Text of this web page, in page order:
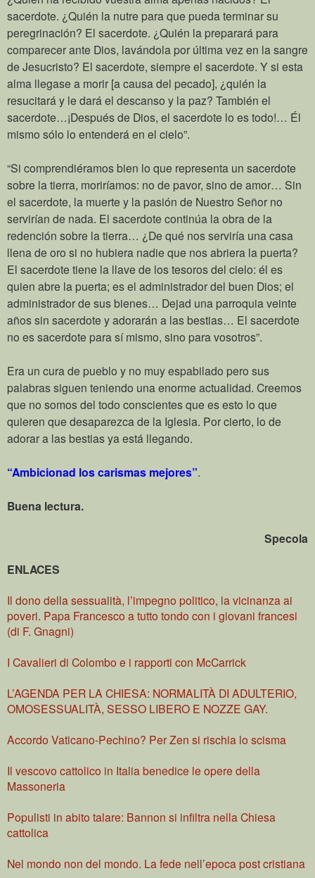
sacerdote. ¿Quién la nutre para que pueda terminar su
peregrinación? El sacerdote. ¿Quién la preparará para
comparecer ante Dios, lavándola por última vez en la sangre
de Jesucristo? El sacerdote, siempre el sacerdote. Y si esta
alma llegase a morir [a causa del pecado], ¿quién la
resucitará y le dará el descanso y la paz? También el
sacerdote…¡Después de Dios, el sacerdote lo es todo!… Él
mismo sólo lo entenderá en el cielo”.
“Si comprendiéramos bien lo que representa un sacerdote
sobre la tierra, moriríamos: no de pavor, sino de amor… Sin
el sacerdote, la muerte y la pasión de Nuestro Señor no
servirían de nada. El sacerdote continúa la obra de la
redención sobre la tierra… ¿De qué nos serviría una casa
llena de oro si no hubiera nadie que nos abriera la puerta?
El sacerdote tiene la llave de los tesoros del cielo: él es
quien abre la puerta; es el administrador del buen Dios; el
administrador de sus bienes… Dejad una parroquia veinte
años sin sacerdote y adorarán a las bestias… El sacerdote
no es sacerdote para sí mismo, sino para vosotros”.
Era un cura de pueblo y no muy espabilado pero sus
palabras siguen teniendo una enorme actualidad. Creemos
que no somos del todo conscientes que es esto lo que
quieren que desaparezca de la Iglesia. Por cierto, lo de
adorar a las bestias ya está llegando.
“Ambicionad los carismas mejores”.
Buena lectura.
Specola
ENLACES
Il dono della sessualità, l’impegno politico, la vicinanza ai
poveri. Papa Francesco a tutto tondo con i giovani francesi
(di F. Gnagni)
I Cavalieri di Colombo e i rapporti con McCarrick
L’AGENDA PER LA CHIESA: NORMALITÀ DI ADULTERIO,
OMOSESSUALITÀ, SESSO LIBERO E NOZZE GAY.
Accordo Vaticano-Pechino? Per Zen si rischia lo scisma
Il vescovo cattolico in Italia benedice le opere della
Massoneria
Populisti in abito talare: Bannon si infiltra nella Chiesa
cattolica
Nel mondo non del mondo. La fede nell’epoca post cristiana